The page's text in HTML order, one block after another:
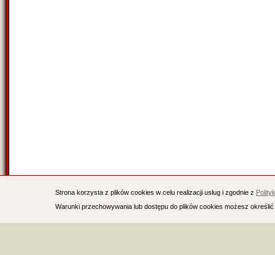
Strona korzysta z plików cookies w celu realizacji usług i zgodnie z
Warunki przechowywania lub dostępu do plików cookies możesz